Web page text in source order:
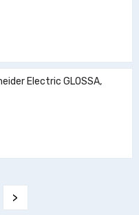
Electric GLOSSA,
>